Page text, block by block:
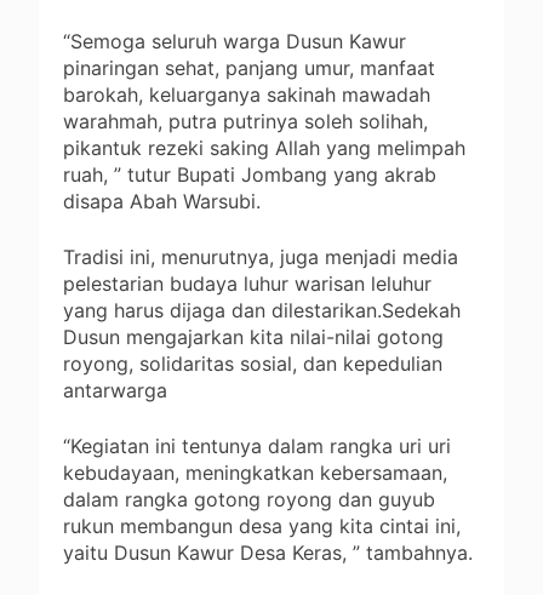
“Semoga seluruh warga Dusun Kawur
pinaringan sehat, panjang umur, manfaat
barokah, keluarganya sakinah mawadah
warahmah, putra putrinya soleh solihah,
pikantuk rezeki saking Allah yang melimpah
ruah, ” tutur Bupati Jombang yang akrab
disapa Abah Warsubi.
Tradisi ini, menurutnya, juga menjadi media
pelestarian budaya luhur warisan leluhur
yang harus dijaga dan dilestarikan.Sedekah
Dusun mengajarkan kita nilai-nilai gotong
royong, solidaritas sosial, dan kepedulian
antarwarga
“Kegiatan ini tentunya dalam rangka uri uri
kebudayaan, meningkatkan kebersamaan,
dalam rangka gotong royong dan guyub
rukun membangun desa yang kita cintai ini,
yaitu Dusun Kawur Desa Keras, ” tambahnya.